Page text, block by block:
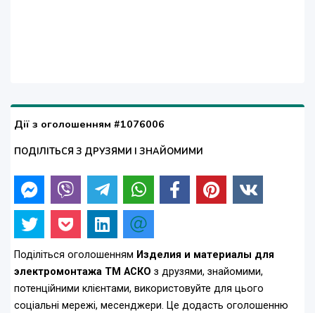
Дії з оголошенням #1076006
ПОДІЛІТЬСЯ З ДРУЗЯМИ І ЗНАЙОМИМИ
Поділіться оголошенням Изделия и материалы для
электромонтажа ТМ АСКО з друзями, знайомими,
потенційними клієнтами, використовуйте для цього
соціальні мережі, месенджери. Це додасть оголошенню